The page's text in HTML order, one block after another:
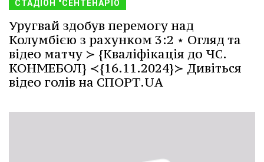
СТАДІОН "СЕНТЕНАРІО
Уругвай здобув перемогу над
Колумбією з рахунком 3:2 ⋆ Огляд та
відео матчу ≻ {Кваліфікація до ЧС.
КОНМЕБОЛ} ≺{16.11.2024}≻ Дивіться
відео голів на СПОРТ.UA